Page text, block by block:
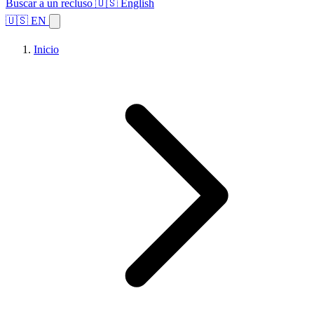
Buscar a un recluso 🇺🇸 English
🇺🇸 EN
Inicio